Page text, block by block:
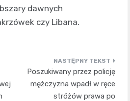
dawnych
czy Libana.
Poszukiwany przez policję
mężczyzna wpadł w ręce
stróżów prawa po